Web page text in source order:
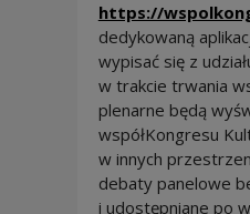
https://
dedykowaną
wypisać się z
w trakcie trwania
plenarne będą
współKongresu
w innych
debaty panelowe
i udostępniane po